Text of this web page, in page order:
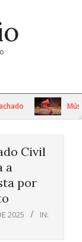
Música:
Civil
a
por
2025
IN: